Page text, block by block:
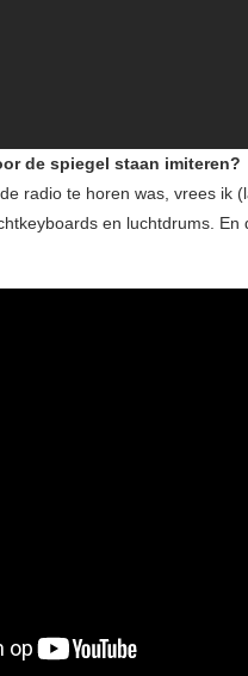
de spiegel staan imiteren?
radio te horen was, vrees ik
en luchtdrums.